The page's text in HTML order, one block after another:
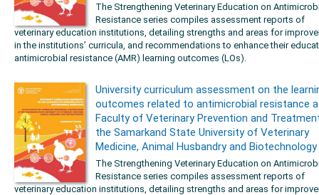
The Strengthening Veterinary Education on
Resistance series compiles assessment reports of
veterinary education institutions, detailing strengths and areas for
in the institutions’ curricula, and recommendations to enhance their
antimicrobial resistance (AMR) learning outcomes (LOs).
University curriculum assessment on the
outcomes related to antimicrobial resistance
Faculty of Veterinary Prevention and
the Samarkand State University of Veterinary
Medicine, Animal Husbandry and Biotechnology
The Strengthening Veterinary Education on
Resistance series compiles assessment reports of
veterinary education institutions, detailing strengths and areas for